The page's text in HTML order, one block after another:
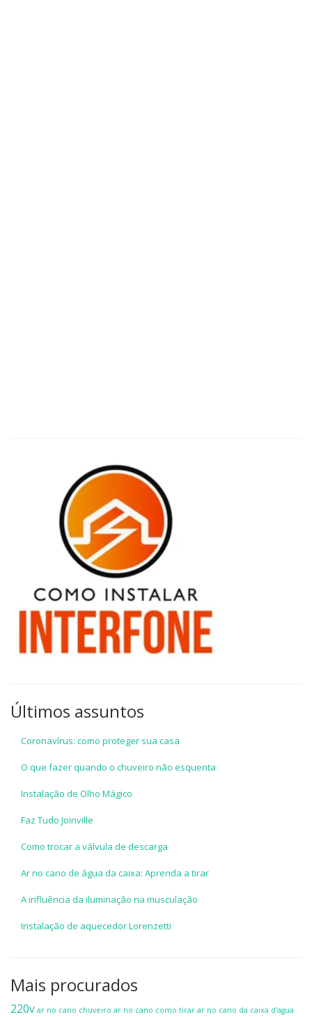
Últimos assuntos
Coronavírus: como proteger sua casa
O que fazer quando o chuveiro não esquenta
Instalação de Olho Mágico
Faz Tudo Joinville
Como trocar a válvula de descarga
Ar no cano de água da caixa: Aprenda a tirar
A influência da iluminação na musculação
Instalação de aquecedor Lorenzetti
Mais procurados
220v ar no cano chuveiro ar no cano como tirar ar no cano da caixa d'agua